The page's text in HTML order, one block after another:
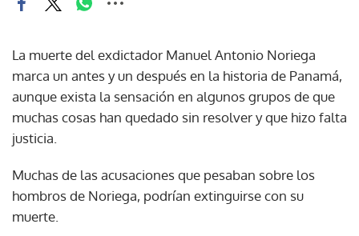
La muerte del exdictador Manuel Antonio Noriega
marca un antes y un después en la historia de Panamá,
aunque exista la sensación en algunos grupos de que
muchas cosas han quedado sin resolver y que hizo falta
justicia.
Muchas de las acusaciones que pesaban sobre los
hombros de Noriega, podrían extinguirse con su
muerte.